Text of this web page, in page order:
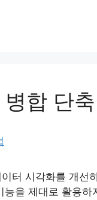
합 단
터 시각화를 개선
을 제대로 활용